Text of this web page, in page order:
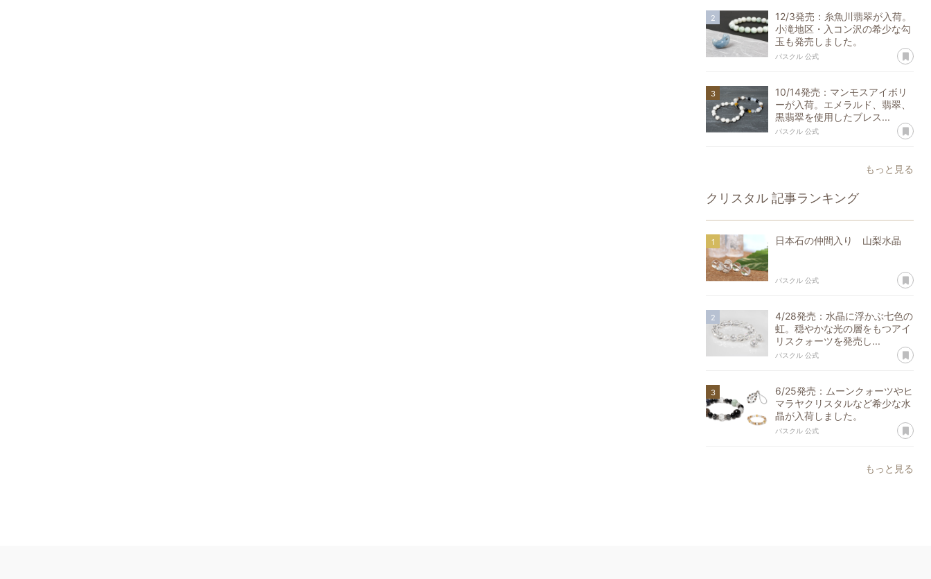
12/3発売：糸魚川翡翠が入荷。
小滝地区・入コン沢の希少な勾
玉も発売しました。
パスクル 公式 あ
10/14発売：マンモスアイボリ
ーが入荷。エメラルド、翡翠、
黒翡翠を使用したブレス...
パスクル 公式 あ
もっと見る
クリスタル 記事ランキング
日本石の仲間入り 山梨水晶
パスクル 公式 あ
4/28発売：水晶に浮かぶ七色の
虹。穏やかな光の層をもつアイ
リスクォーツを発売し...
パスクル 公式 あ
6/25発売：ムーンクォーツやヒ
マラヤクリスタルなど希少な水
晶が入荷しました。
パスクル 公式 あ
もっと見る